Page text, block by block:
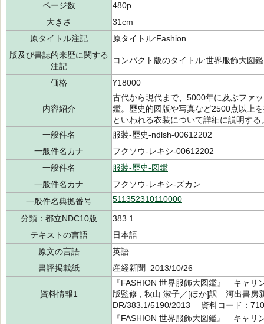
ページ数
480p
大きさ
31cm
原タイトル注記
原タイトル:Fashion
版及び書誌的来歴に関する
注記
コンパクト版のタイトル:世界服飾大図鑑
価格 ¥18000
内容紹介
古代から現代まで、5000年に及ぶファ
鑑。歴史的図版や写真など2500点以上
といわれる衣装について詳細に説明す
一般件名
服装-歴史-ndlsh-00612202
一般件名カナ
フクソウ-レキシ-00612202
一般件名
服装-歴史-図鑑
一般件名カナ
フクソウ-レキシ-ズカン
一般件名典拠番号
511352310110000
分類：都立NDC10版
383.1
テキストの言語
日本語
原文の言語
英語
書評掲載紙
産経新聞 2013/10/26
資料情報1
『FASHION 世界服飾大図鑑』 キャリ
版監修 , 秋山 淑子／[ほか]訳 河出書
DR/383.1/5190/2013 資料コード：
『FASHION 世界服飾大図鑑』 キャリ